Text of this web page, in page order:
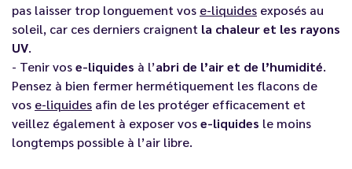
pas laisser trop longuement vos e-liquides exposés au
soleil, car ces derniers craignent la chaleur et les rayons
UV.
- Tenir vose-liquides à l’abri de l’air et de l’humidité.
Pensez à bien fermer hermétiquement les flacons de
vos e-liquides afin de les protéger efficacement et
veillez également à exposer vose-liquides le moins
longtemps possible à l’air libre.